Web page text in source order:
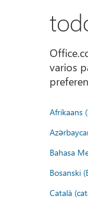
varios
Afrikaans
Bahasa
Bosanski
Català